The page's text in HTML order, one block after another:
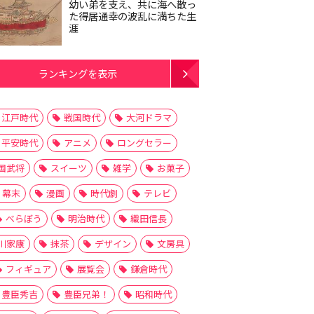
幼い弟を支え、共に海へ散っ
た得居通幸の波乱に満ちた生
涯
ランキングを表示
江戸時代 戦国時代
大河ドラマ
平安時代
アニメ
ロングセラー
武将
スイーツ 雑学
お菓子
幕末
漫画 時代劇
テレビ
べらぼう
明治時代
織田信長
家康
抹茶 デザイン
文房具
フィギュア
展覧会
鎌倉時代
豊臣秀吉
豊臣兄弟！
昭和時代